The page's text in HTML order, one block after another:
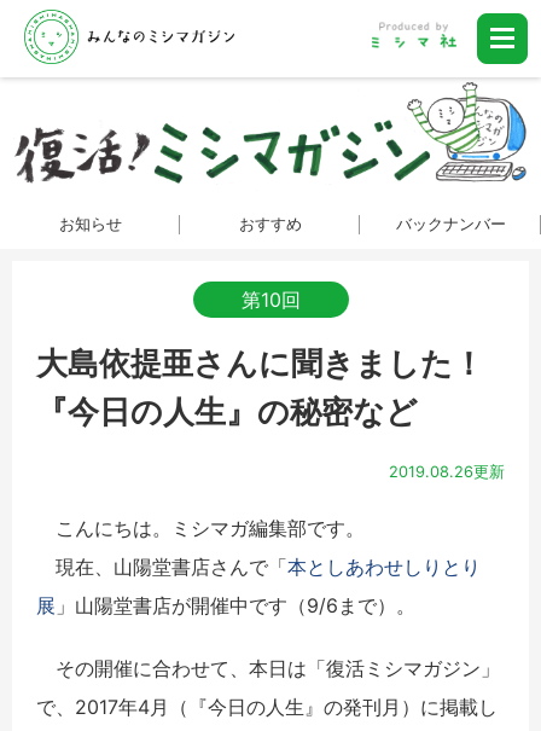
お知らせ おすすめ バックナンバー
第10回
大島依提亜さんに聞きました！
『今日の人生』の秘密など
2019.08.26更新
こんにちは。ミシマガ編集部です。
現在、山陽堂書店さんで「本としあわせしりとり
展 」山陽堂書店が開催中です（9/6まで）。
その開催に合わせて、本日は「復活ミシマガジン」
で、2017年4月（『今日の人生』の発刊月）に掲載し